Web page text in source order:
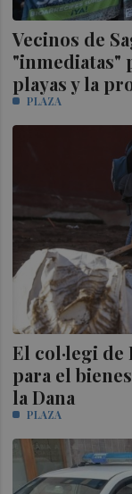
Vecinos de
"inmediatas"
playas y la
PLAZA
El col·legi
para el
la Dana
PLAZA